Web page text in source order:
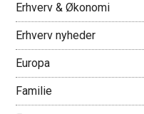
Erhverv & Økonomi
Erhverv nyheder
Europa
Familie